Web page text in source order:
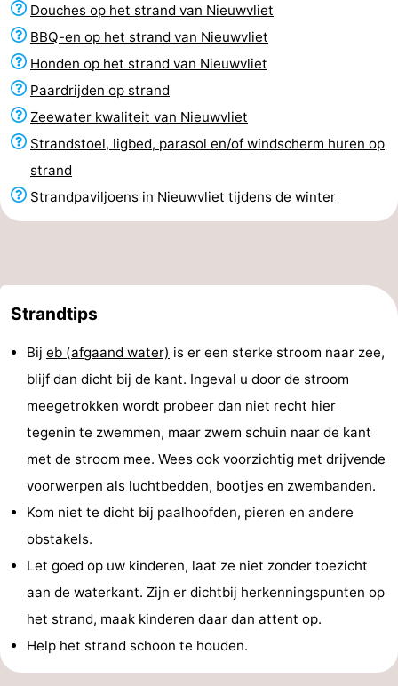
Douches op het strand van Nieuwvliet
BBQ-en op het strand van Nieuwvliet
Honden op het strand van Nieuwvliet
Paardrijden op strand
Zeewater kwaliteit van Nieuwvliet
Strandstoel, ligbed, parasol en/of windscherm huren op
strand
Strandpaviljoens in Nieuwvliet tijdens de winter
Strandtips
Bij eb (afgaand water) is er een sterke stroom naar zee,
blijf dan dicht bij de kant. Ingeval u door de stroom
meegetrokken wordt probeer dan niet recht hier
tegenin te zwemmen, maar zwem schuin naar de kant
met de stroom mee. Wees ook voorzichtig met drijvende
voorwerpen als luchtbedden, bootjes en zwembanden.
Kom niet te dicht bij paalhoofden, pieren en andere
obstakels.
Let goed op uw kinderen, laat ze niet zonder toezicht
aan de waterkant. Zijn er dichtbij herkenningspunten op
het strand, maak kinderen daar dan attent op.
Help het strand schoon te houden.